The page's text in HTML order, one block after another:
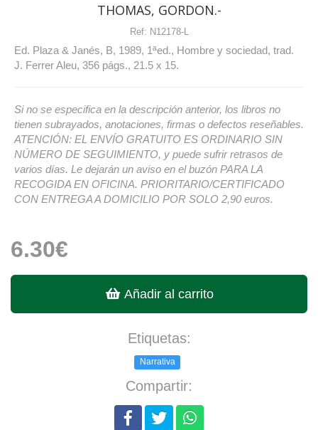
THOMAS, GORDON.-
Ref: N12178-L
Ed. Plaza & Janés, B, 1989, 1ªed., Hombre y sociedad, trad.
J. Ferrer Aleu, 356 págs., 21.5 x 15.
Si no se especifica en la descripción anterior, los libros no
tienen subrayados, anotaciones, firmas o defectos reseñables.
ATENCIÓN: EL ENVÍO GRATUITO ES ORDINARIO SIN
NÚMERO DE SEGUIMIENTO, y puede sufrir retrasos de
varios días. Le dejarán un aviso en el buzón PARA LA
RECOGIDA EN OFICINA. PRIORITARIO/CERTIFICADO
CON ENTREGA A DOMICILIO POR SOLO 2,90 euros.
6.30€
Añadir al carrito
Etiquetas:
Narrativa
Compartir: